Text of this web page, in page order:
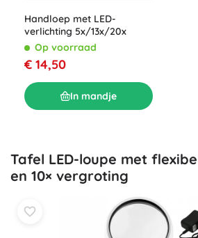
Handloep met LED-
verlichting 5x/13x/20x
Op voorraad
€ 14,50
In mandje
Tafel LED-loupe met
en 10× vergroting